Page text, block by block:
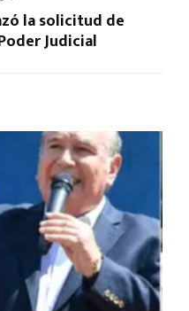
la solicitud de
Judicial